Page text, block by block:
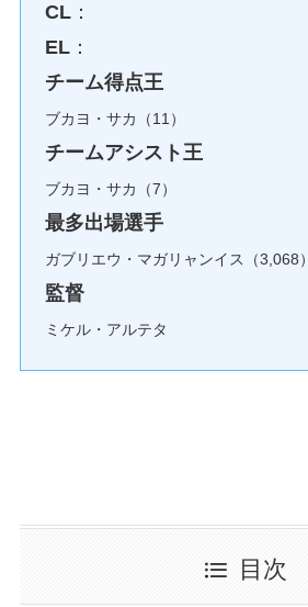
CL ：
EL ：
チーム得点王
ブカヨ・サカ（11）
チームアシスト王
ブカヨ・サカ（7）
最多出場選手
ガブリエウ・マガリャンイス（3,068）
監督
ミケル・アルテタ
目次